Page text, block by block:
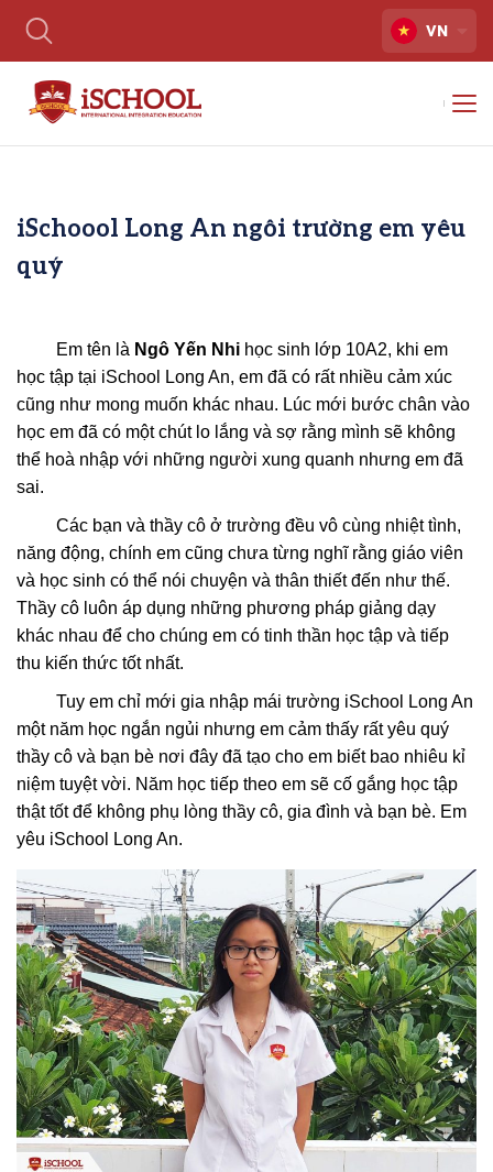
VN
iSchoool Long An ngôi trường em yêu
quý
Em tên là Ngô Yến Nhi học sinh lớp 10A2, khi em
học tập tại iSchool Long An, em đã có rất nhiều cảm xúc
cũng như mong muốn khác nhau. Lúc mới bước chân vào
học em đã có một chút lo lắng và sợ rằng mình sẽ không
thể hoà nhập với những người xung quanh nhưng em đã
sai.
Các bạn và thầy cô ở trường đều vô cùng nhiệt tình,
năng động, chính em cũng chưa từng nghĩ rằng giáo viên
và học sinh có thể nói chuyện và thân thiết đến như thế.
Thầy cô luôn áp dụng những phương pháp giảng dạy
khác nhau để cho chúng em có tinh thần học tập và tiếp
thu kiến thức tốt nhất.
Tuy em chỉ mới gia nhập mái trường iSchool Long An
một năm học ngắn ngủi nhưng em cảm thấy rất yêu quý
thầy cô và bạn bè nơi đây đã tạo cho em biết bao nhiêu kỉ
niệm tuyệt vời. Năm học tiếp theo em sẽ cố gắng học tập
thật tốt để không phụ lòng thầy cô, gia đình và bạn bè. Em
yêu iSchool Long An.